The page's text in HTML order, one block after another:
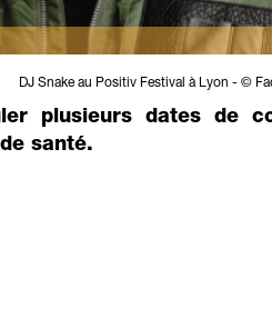
DJ Snake au Positiv Festival à Lyon - ©
plusieurs dates de
santé.